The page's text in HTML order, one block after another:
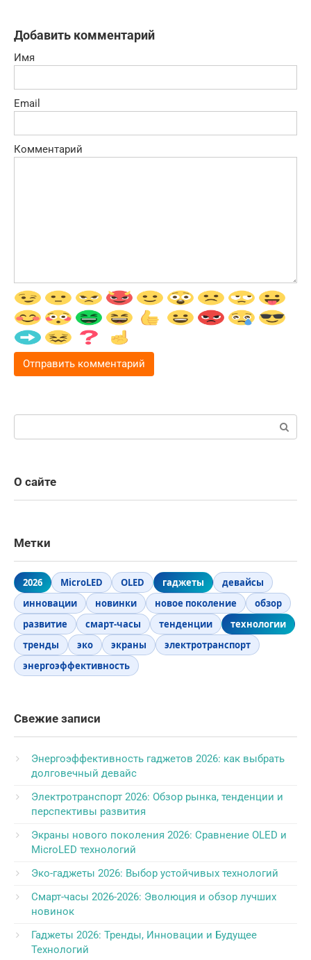
Добавить комментарий
Имя
Email
Комментарий
О сайте
Метки
2026 MicroLED OLED гаджеты
девайсы
инновации
новинки новое поколение
обзор
развитие
смарт-часы тенденции
технологии
тренды
эко экраны
электротранспорт
энергоэффективность
Свежие записи
Энергоэффективность гаджетов 2026: как выбрать
долговечный девайс
Электротранспорт 2026: Обзор рынка, тенденции и
перспективы развития
Экраны нового поколения 2026: Сравнение OLED и
MicroLED технологий
Эко-гаджеты 2026: Выбор устойчивых технологий
Смарт-часы 2026-2026: Эволюция и обзор лучших
новинок
Гаджеты 2026: Тренды, Инновации и Будущее
Технологий